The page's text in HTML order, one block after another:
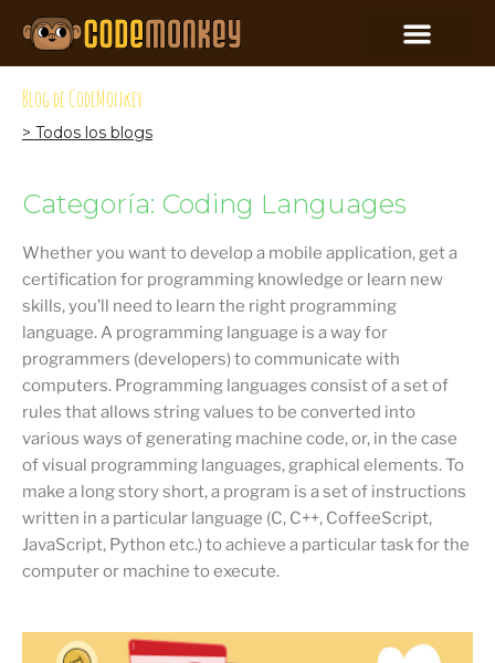
Blog de CodeMonkey
> Todos los blogs
Categoría: Coding Languages
Whether you want to develop a mobile application, get a
certification for programming knowledge or learn new
skills, you’ll need to learn the right programming
language. A programming language is a way for
programmers (developers) to communicate with
computers. Programming languages consist of a set of
rules that allows string values to be converted into
various ways of generating machine code, or, in the case
of visual programming languages, graphical elements. To
make a long story short, a program is a set of instructions
written in a particular language (C, C++, CoffeeScript,
JavaScript, Python etc.) to achieve a particular task for the
computer or machine to execute.